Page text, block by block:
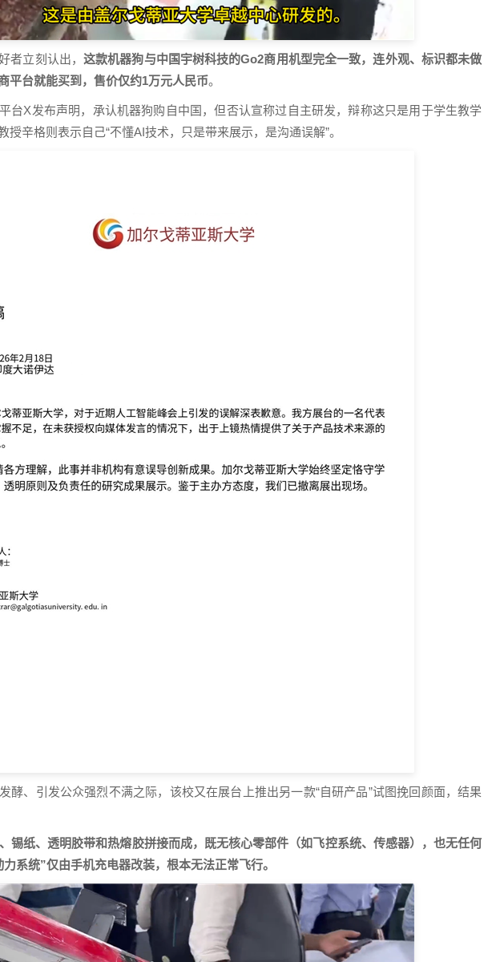
者立刻认出， 这款机器狗与中国宇树科技的Go2商用机型完全一致，连外观、标识都未做
平台就能买到，售价仅约1万元人民币。
台X发布声明，承认机器狗购自中国，但否认宣称过自主研发，辩称这只是用于学生教学
授辛格则表示自己“不懂AI技术，只是带来展示，是沟通误解”。
酵、引发公众强烈不满之际，该校又在展台上推出另一款“自研产品”试图挽回颜面，结果
锡纸、透明胶带和热熔胶拼接而成，既无核心零部件（如飞控系统、传感器），也无任何
系统”仅由手机充电器改装，根本无法正常飞行。